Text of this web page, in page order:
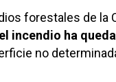
forestales de la
el incendio ha
no